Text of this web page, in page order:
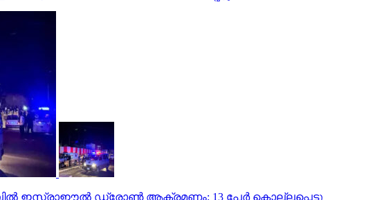
ഇസ്രാഈല്‍ ഡ്രോണ്‍ ആക്രമണം: 13 പേര്‍ കൊല്ലപ്പെട്ടു